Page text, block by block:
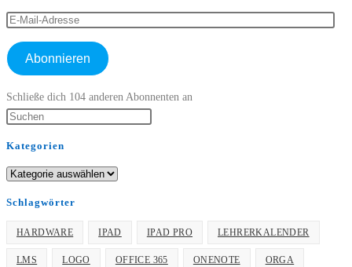
Abonnieren
Schließe dich 104 anderen Abonnenten an
Kategorien
Schlagwörter
HARDWARE IPAD IPAD PRO LEHRERKALENDER
LMS LOGO OFFICE 365 ONENOTE ORGA